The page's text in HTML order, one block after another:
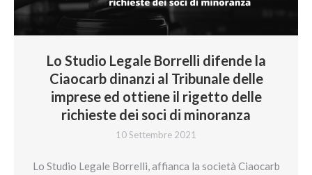
Lo Studio Legale Borrelli difende la
Ciaocarb dinanzi al Tribunale delle
imprese ed ottiene il rigetto delle
richieste dei soci di minoranza
10 Settembre 2021
Lo Studio Legale Borrelli, affianca la società Ciaocarb